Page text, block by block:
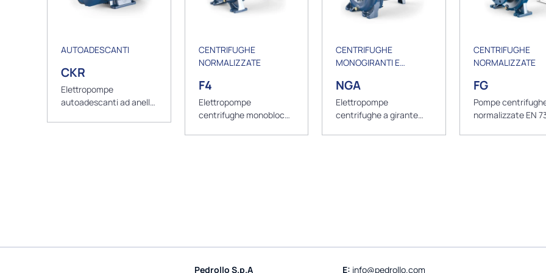
AUTOADESCANTI
CKR
Elettropompe
autoadescanti ad anello
CENTRIFUGHE
NORMALIZZATE
F4
Elettropompe
centrifughe monoblocco
CENTRIFUGHE
MONOGIRANTI E
NGA
Elettropompe
centrifughe a girante
CENTRIFUGHE
NORMALIZZATE
FG
Pompe
normalizzate EN
Pedrollo S.p.A E: info@pedrollo.com